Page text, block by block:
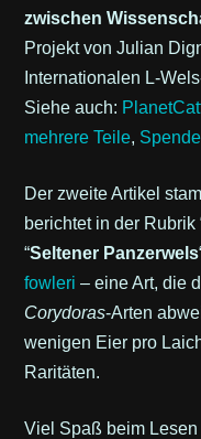
zwischen
Projekt von Julian
Internationalen L-
Siehe auch:
mehrere Teile,
Der zweite Artikel
berichtet in der Rubrik
“Seltener Panzerwels
fowleri – eine Art, die
Corydoras-Arten
wenigen Eier pro
Raritäten.
Viel Spaß beim Lesen